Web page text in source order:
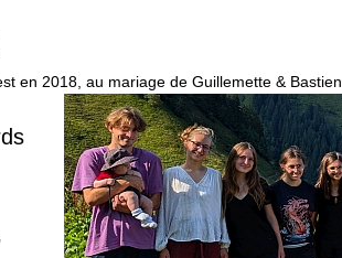
en 2018, au mariage de Guillemette & Bastien